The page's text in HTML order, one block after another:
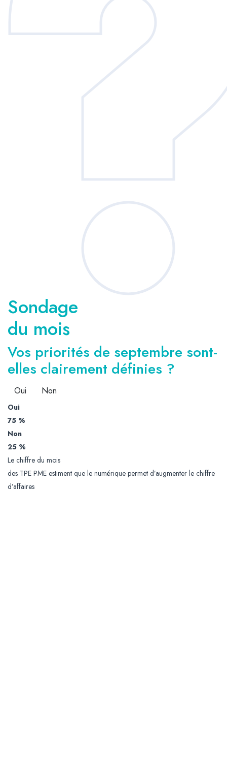
Sondage
du mois
Vos priorités de septembre sont-
elles clairement définies ?
Oui Non
Oui
75 %
Non
25 %
Le chiffre du mois
des TPE PME estiment que le numérique permet d’augmenter le chiffre
d’affaires